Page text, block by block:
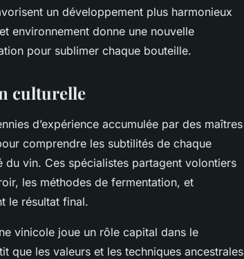
un développement plus harmonieux
environnement donne une nouvelle
pour sublimer chaque bouteille.
culturelle
d’expérience accumulée par des maîtres
comprendre les subtilités de chaque
vin. Ces spécialistes partagent volontiers
les méthodes de fermentation, et
le résultat final.
vinicole joue un rôle capital dans le
que les valeurs et les techniques ancestrales